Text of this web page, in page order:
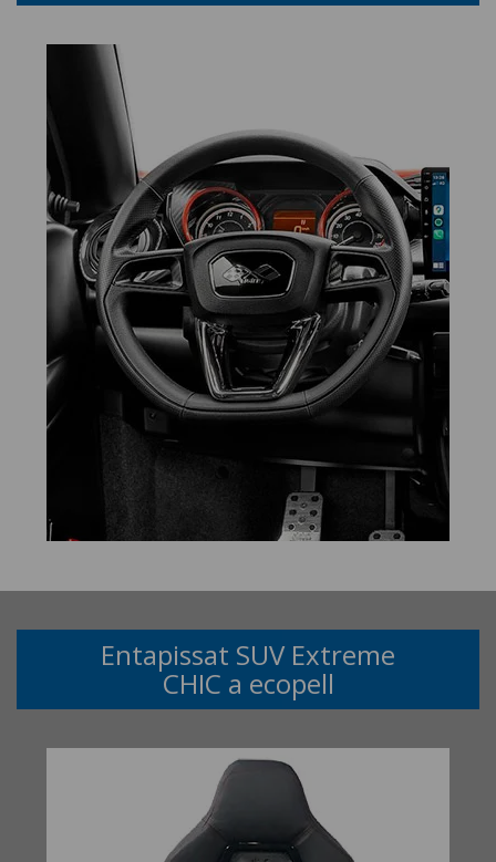
Entapissat SUV Extreme
CHIC a ecopell